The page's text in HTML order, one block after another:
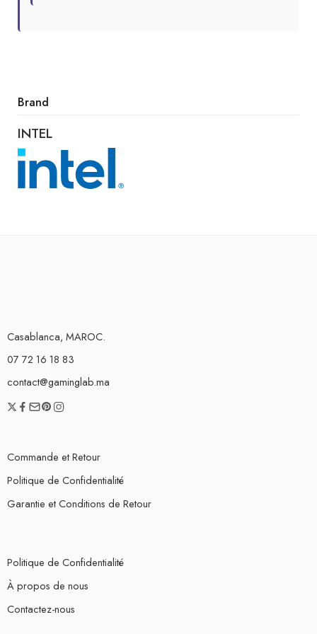
Brand
INTEL
Casablanca, MAROC.
07 72 16 18 83
contact@gaminglab.ma
Commande et Retour
Politique de Confidentialité
Garantie et Conditions de Retour
Politique de Confidentialité
À propos de nous
Contactez-nous